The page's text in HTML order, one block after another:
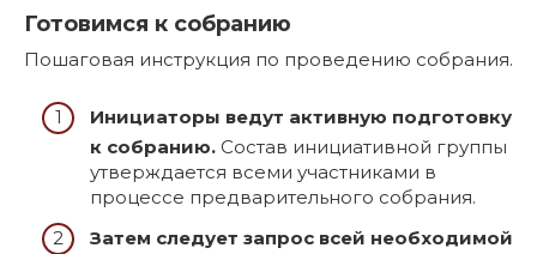
Готовимся к собранию
Пошаговая инструкция по проведению собрания.
Инициаторы ведут активную подготовку
к собранию. Состав инициативной группы
утверждается всеми участниками в
процессе предварительного собрания.
Затем следует запрос всей необходимой